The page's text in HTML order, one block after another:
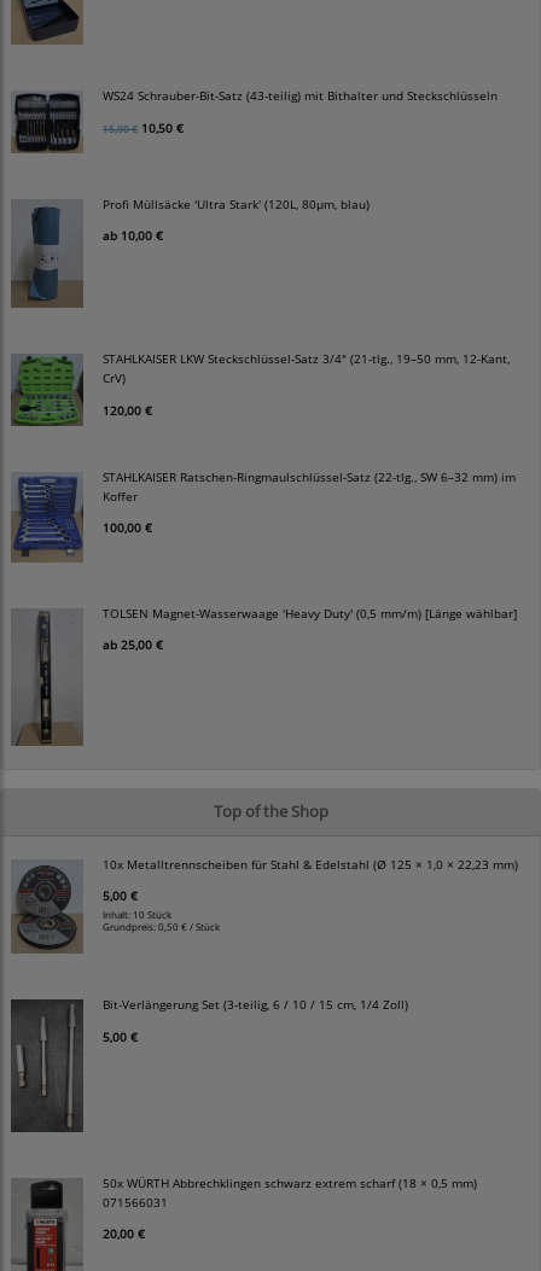
WS24 Schrauber-Bit-Satz (43-teilig) mit Bithalter und Steckschlüsseln
15,00 € 10,50 €
Profi Müllsäcke 'Ultra Stark' (120L, 80µm, blau)
ab 10,00 €
STAHLKAISER LKW Steckschlüssel-Satz 3/4" (21-tlg., 19–50 mm, 12-Kant,
CrV)
120,00 €
STAHLKAISER Ratschen-Ringmaulschlüssel-Satz (22-tlg., SW 6–32 mm) im
Koffer
100,00 €
TOLSEN Magnet-Wasserwaage 'Heavy Duty' (0,5 mm/m) [Länge wählbar]
ab 25,00 €
Top of the Shop
10x Metalltrennscheiben für Stahl & Edelstahl (Ø 125 × 1,0 × 22,23 mm)
5,00 €
Inhalt: 10 Stück
Grundpreis:0,50 € / Stück
Bit-Verlängerung Set (3-teilig, 6 / 10 / 15 cm, 1/4 Zoll)
5,00 €
50x WÜRTH Abbrechklingen schwarz extrem scharf (18 × 0,5 mm)
071566031
20,00 €